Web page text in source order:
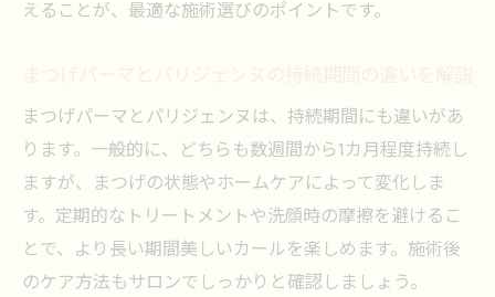
えることが、最適な施術選びのポイントです。
まつげパーマとパリジェンヌの持続期間の違いを解説
まつげパーマとパリジェンヌは、持続期間にも違いがあ
ります。一般的に、どちらも数週間から1カ月程度持続し
ますが、まつげの状態やホームケアによって変化しま
す。定期的なトリートメントや洗顔時の摩擦を避けるこ
とで、より長い期間美しいカールを楽しめます。施術後
のケア方法もサロンでしっかりと確認しましょう。